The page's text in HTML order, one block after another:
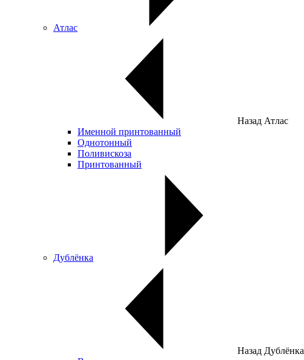
Атлас
Назад Атлас
Именной принтованный
Однотонный
Поливискоза
Принтованный
Дублёнка
Назад Дублёнка